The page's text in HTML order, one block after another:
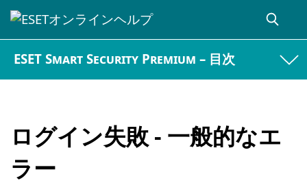
ESET Smart Security Premium – 目次
ログイン失敗 - 一般的なエ
ラー